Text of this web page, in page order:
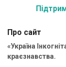
Про сайт
«Україна
краєзнавства.